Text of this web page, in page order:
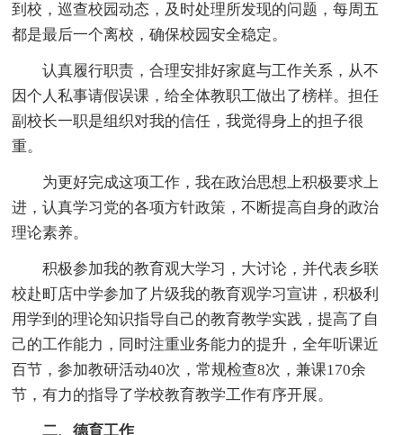
到校，巡查校园动态，及时处理所发现的问题，每周五
都是最后一个离校，确保校园安全稳定。
认真履行职责，合理安排好家庭与工作关系，从不
因个人私事请假误课，给全体教职工做出了榜样。担任
副校长一职是组织对我的信任，我觉得身上的担子很
重。
为更好完成这项工作，我在政治思想上积极要求上
进，认真学习党的各项方针政策，不断提高自身的政治
理论素养。
积极参加我的教育观大学习，大讨论，并代表乡联
校赴町店中学参加了片级我的教育观学习宣讲，积极利
用学到的理论知识指导自己的教育教学实践，提高了自
己的工作能力，同时注重业务能力的提升，全年听课近
百节，参加教研活动40次，常规检查8次，兼课170余
节，有力的指导了学校教育教学工作有序开展。
二、德育工作